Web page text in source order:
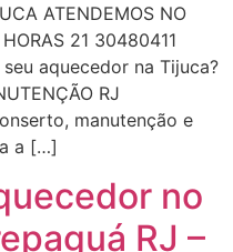
ATENDEMOS NO
21 30480411
aquecedor na Tijuca?
RJ
manutenção e
a […]
no
RJ –